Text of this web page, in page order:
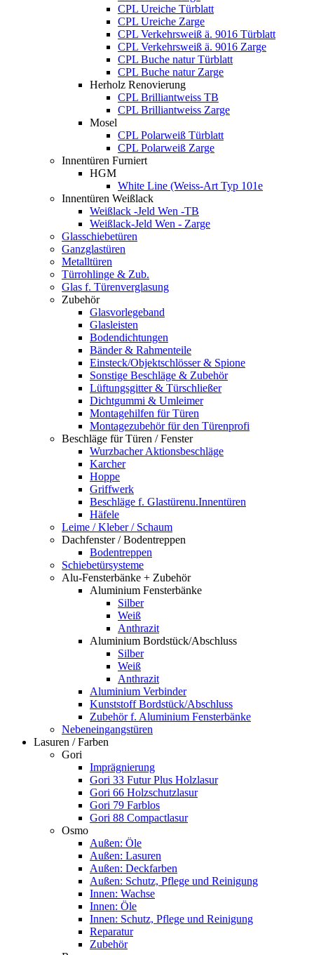
CPL Ureiche Türblatt
CPL Ureiche Zarge
CPL Verkehrsweiß ä. 9016 Türblatt
CPL Verkehrsweiß ä. 9016 Zarge
CPL Buche natur Türblatt
CPL Buche natur Zarge
Herholz Renovierung
CPL Brilliantweiss TB
CPL Brilliantweiss Zarge
Mosel
CPL Polarweiß Türblatt
CPL Polarweiß Zarge
Innentüren Furniert
HGM
White Line (Weiss-Art Typ 101e
Innentüren Weißlack
Weißlack -Jeld Wen -TB
Weißlack-Jeld Wen - Zarge
Glasschiebetüren
Ganzglastüren
Metalltüren
Türrohlinge & Zub.
Glas f. Türenverglasung
Zubehör
Glasvorlegeband
Glasleisten
Bodendichtungen
Bänder & Rahmenteile
Einsteck/Objektschlösser & Spione
Sonstige Beschläge & Zubehör
Lüftungsgitter & Türschließer
Dichtgummi & Umleimer
Montagehilfen für Türen
Montagezubehör für den Türenprofi
Beschläge für Türen / Fenster
Wurzbacher Aktionsbeschläge
Karcher
Hoppe
Griffwerk
Beschläge f. Glastürenu.Innentüren
Häfele
Leime / Kleber / Schaum
Dachfenster / Bodentreppen
Bodentreppen
Schiebetürsysteme
Alu-Fensterbänke + Zubehör
Aluminium Fensterbänke
Silber
Weiß
Anthrazit
Aluminium Bordstück/Abschluss
Silber
Weiß
Anthrazit
Aluminium Verbinder
Kunststoff Bordstück/Abschluss
Zubehör f. Aluminium Fensterbänke
Nebeneingangstüren
Lasuren / Farben
Gori
Imprägnierung
Gori 33 Futur Plus Holzlasur
Gori 66 Holzschutzlasur
Gori 79 Farblos
Gori 88 Compactlasur
Osmo
Außen: Öle
Außen: Lasuren
Außen: Deckfarben
Außen: Schutz, Pflege und Reinigung
Innen: Wachse
Innen: Öle
Innen: Schutz, Pflege und Reinigung
Reparatur
Zubehör